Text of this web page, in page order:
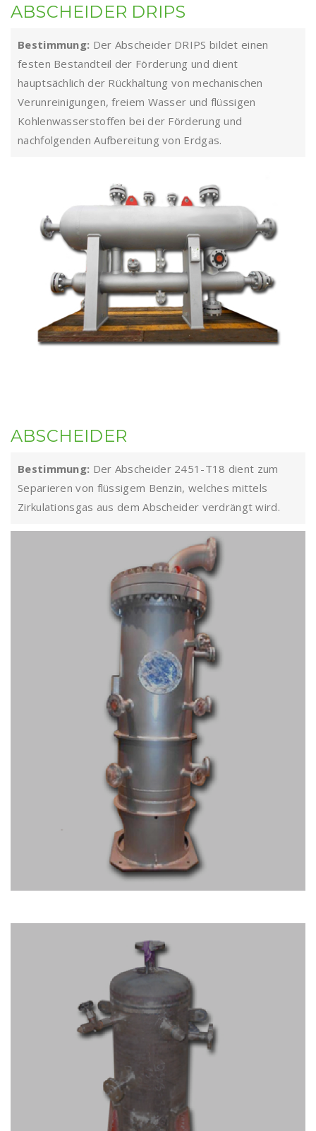
ABSCHEIDER DRIPS
Bestimmung: Der Abscheider DRIPS bildet einen
festen Bestandteil der Förderung und dient
hauptsächlich der Rückhaltung von mechanischen
Verunreinigungen, freiem Wasser und flüssigen
Kohlenwasserstoffen bei der Förderung und
nachfolgenden Aufbereitung von Erdgas.
ABSCHEIDER
Bestimmung: Der Abscheider 2451-T18 dient zum
Separieren von flüssigem Benzin, welches mittels
Zirkulationsgas aus dem Abscheider verdrängt wird.